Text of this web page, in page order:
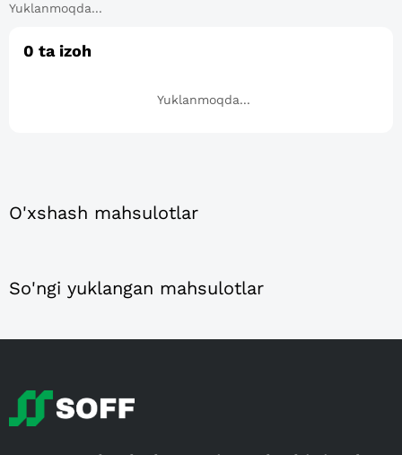
Yuklanmoqda...
0 ta izoh
Yuklanmoqda...
O'xshash mahsulotlar
So'ngi yuklangan mahsulotlar